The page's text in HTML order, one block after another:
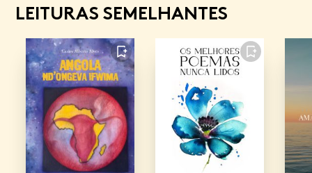
LEITURAS SEMELHANTES
FAVORITO FAVORITO